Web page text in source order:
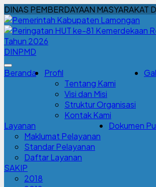
DINAS PEMBERDAYAAN MASYARAKAT
DINPMD
Beranda
Profil
Tentang Kami
Visi dan Misi
Struktur Organisasi
Kontak Kami
Layanan
Maklumat Pelayanan
Standar Pelayanan
Daftar Layanan
Dokumen
SAKIP
2018